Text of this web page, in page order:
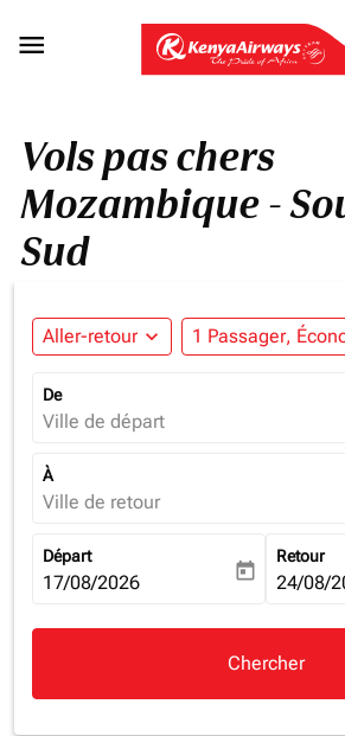

Vols pas chers
Mozambique -
Sud
Aller-retour expand_more 1 Passager,
De
Ville de départ
À
Ville de retour
Départ
fc-booking-departure-date-aria-
17/08/2026 today
Retour
fc-
24/08/
Chercher